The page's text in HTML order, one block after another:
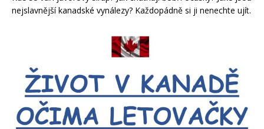
nejslavnější kanadské vynálezy? Každopádně si ji nenechte ujít.